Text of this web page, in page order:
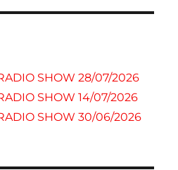
SHOW 28/07/2026
SHOW 14/07/2026
SHOW 30/06/2026